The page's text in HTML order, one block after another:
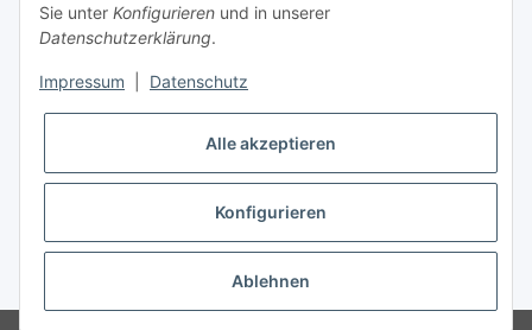
* Alle Preise inkl. gesetzlicher USt., zzgl.Versand
Sie unter Konfigurieren und in unserer
Datenschutzerklärung.
Impressum Datenschutz
Alle akzeptieren
Konfigurieren
Ablehnen